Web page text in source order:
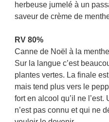
herbeuse jumelé à un
saveur de crème de
RV 80%
Canne de Noël à la
Sur la langue c’est
plantes vertes. La finale
mais tend plus vers le
fort en alcool qu’il ne
n’est pas connu et qui ne